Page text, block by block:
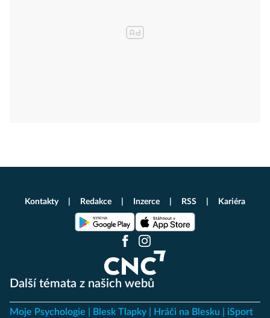
Další témata z našich webů
Moje Psychologie Blesk Tlapky Hráči na Blesku
iSport
Kontakty Redakce Inzerce RSS Kariéra